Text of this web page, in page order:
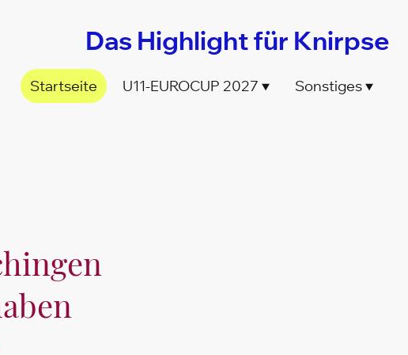
Das Highlight für Knirpse
Startseite U11-EUROCUP 2027 Sonstiges